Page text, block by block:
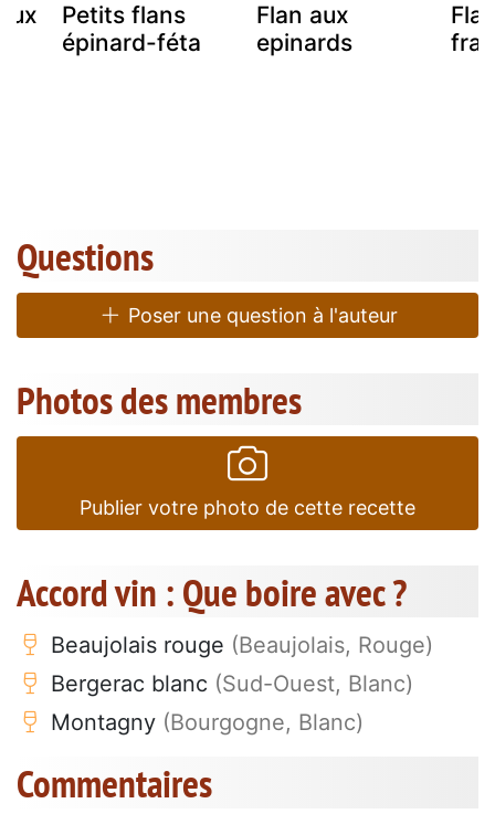
Petits flans
épinard-féta
Flan aux
epinards
Questions
Poser une question à l'auteur
Photos des membres
Publier votre photo de cette recette
Accord vin : Que boire avec ?
Beaujolais rouge (Beaujolais, Rouge)
Bergerac blanc (Sud-Ouest, Blanc)
Montagny (Bourgogne, Blanc)
Commentaires